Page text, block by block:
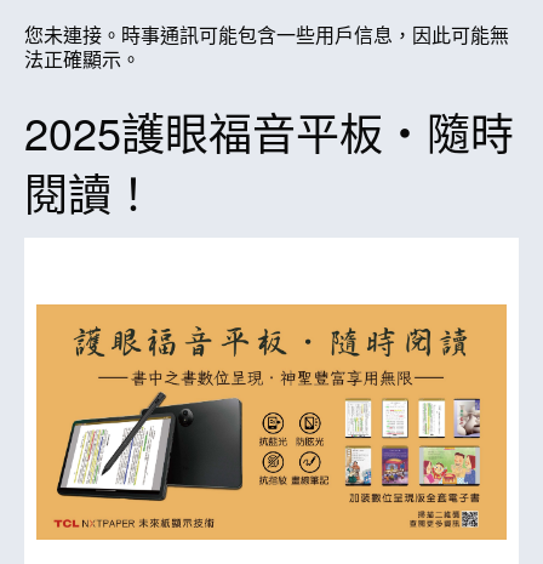
您未連接。時事通訊可能包含一些用戶信息，因此可能無
法正確顯示。
2025護眼福音平板‧隨時
閱讀！